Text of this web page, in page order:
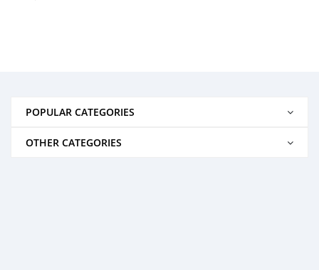
POPULAR CATEGORIES
OTHER CATEGORIES